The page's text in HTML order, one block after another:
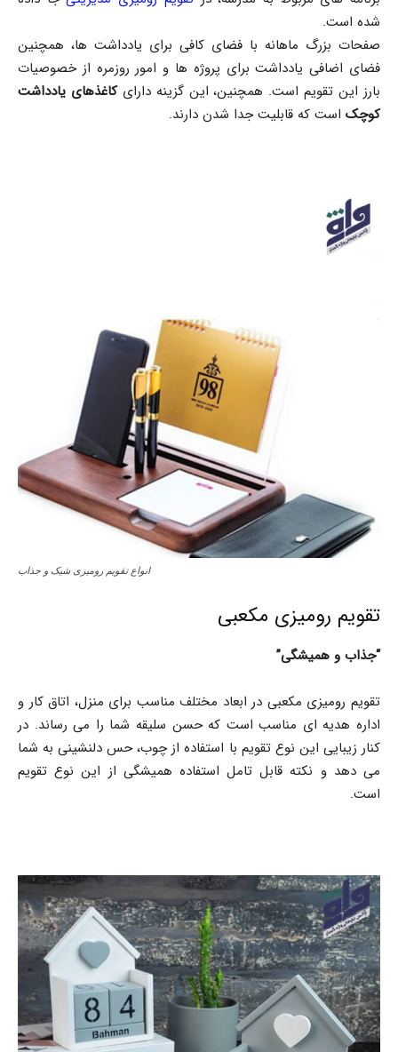
شده است.
صفحات بزرگ ماهانه با فضای کافی برای یادداشت ها، همچنین
فضای اضافی یادداشت برای پروژه ها و امور روزمره از خصوصیات
بارز این تقویم است. همچنین، این گزینه دارای کاغذهای یادداشت
کوچک است که قابلیت جدا شدن دارند.
انواع تقویم رومیزی شیک و جذاب
تقویم رومیزی مکعبی
“جذاب و همیشگی”
تقویم رومیزی مکعبی در ابعاد مختلف مناسب برای منزل، اتاق کار و
اداره هدیه ای مناسب است که حسن سلیقه شما را می رساند. در
کنار زیبایی این نوع تقویم با استفاده از چوب، حس دلنشینی به شما
می دهد و نکته قابل تامل استفاده همیشگی از این نوع تقویم
است.